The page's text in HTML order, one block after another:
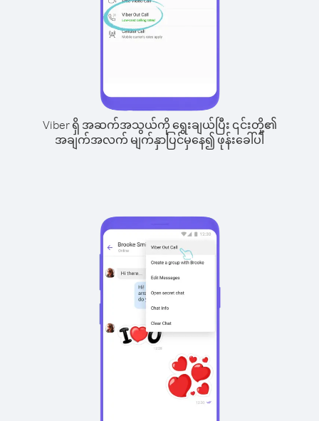
Viber ရှိ အဆက်အသွယ်ကို ရွေးချယ်ပြီး ၎င်းတို့၏
အချက်အလက် မျက်နှာပြင်မှနေ၍ ဖုန်းခေါ်ပါ